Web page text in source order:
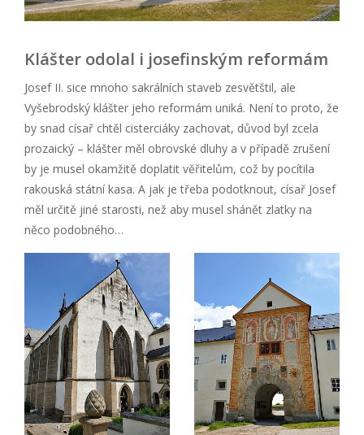
Klášter odolal i josefinským reformám
Josef II. sice mnoho sakrálních staveb zesvětštil, ale
Vyšebrodský klášter jeho reformám uniká. Není to proto, že
by snad císař chtěl cisterciáky zachovat, důvod byl zcela
prozaický – klášter měl obrovské dluhy a v případě zrušení
by je musel okamžitě doplatit věřitelům, což by pocítila
rakouská státní kasa. A jak je třeba podotknout, císař Josef
měl určitě jiné starosti, než aby musel shánět zlatky na
něco podobného…